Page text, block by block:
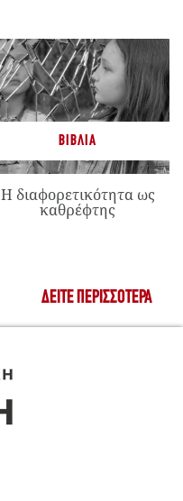
ΒΙΒΛΊΑ
Η διαφορετικότητα ως
καθρέφτης
ΔΕΊΤΕ ΠΕΡΙΣΣΌΤΕΡΑ